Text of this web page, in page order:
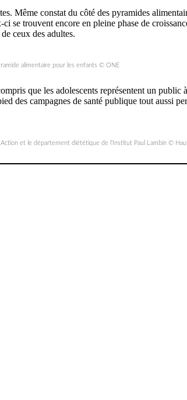
Même constat du côté des pyramides
se trouvent encore en pleine phase de
ceux des adultes.
alimentaire pour les enfants © ONE
que les adolescents représentent un
des campagnes de santé publique tout aussi
et le département diététique de l’Institut Paul Lambin ©